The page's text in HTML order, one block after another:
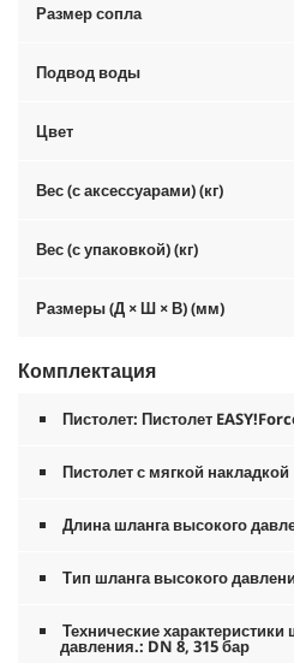
Размер сопла
Подвод воды
Цвет
Вес (с аксессуарами) (кг)
Вес (с упаковкой) (кг)
Размеры (Д × Ш × В) (мм)
Комплектация
Пистолет: Пистолет
Пистолет с мягкой накладкой
Длина шланга высокого
Тип шланга высокого
Технические
давления.: DN 8, 315 бар